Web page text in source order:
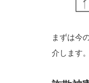
まずは今
介します。